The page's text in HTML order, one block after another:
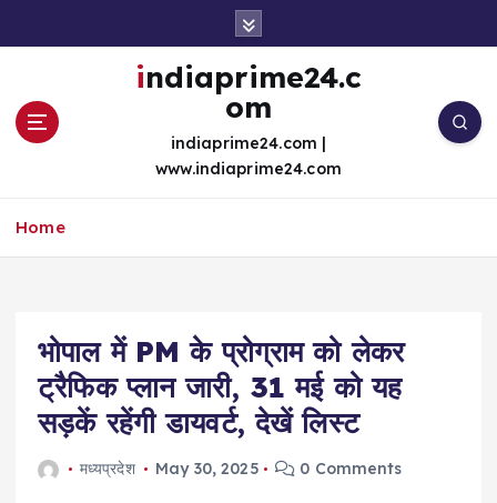
indiaprime24.c
om
indiaprime24.com |
www.indiaprime24.com
Home
भोपाल में PM के प्रोग्राम को लेकर
ट्रैफिक प्लान जारी, 31 मई को यह
सड़कें रहेंगी डायवर्ट, देखें लिस्ट
मध्यप्रदेश May 30, 2025 0 Comments